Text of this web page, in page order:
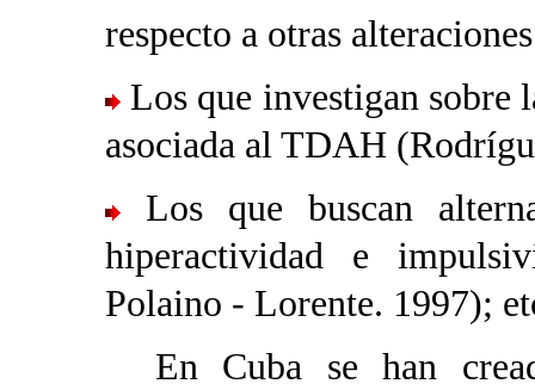
respecto a otras
Los que investigan
asociada al TDAH
Los que buscan
hiperactividad e
Polaino - Lorente. 1997);
En Cuba se han creado